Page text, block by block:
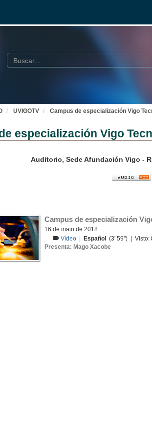
Buscar
UVIGOTV Campus de especialización Vigo
especialización Vigo
Auditorio, Sede Afundación Vigo -
Campus de especialización
16 de maio de 2018
Vídeo
Español (3' 59'') | Visto:
Presenta: Mago Xacobe